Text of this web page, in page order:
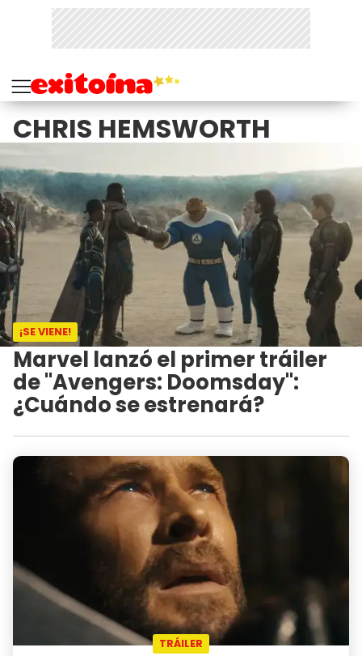
CHRIS HEMSWORTH
¡SE VIENE!
Marvel lanzó el primer tráiler
de "Avengers: Doomsday":
¿Cuándo se estrenará?
TRÁILER